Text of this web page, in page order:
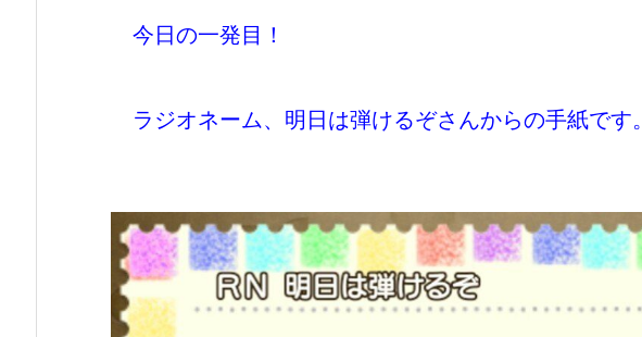
今日の一発目！
ラジオネーム、明日は弾けるぞさんからの手紙です。